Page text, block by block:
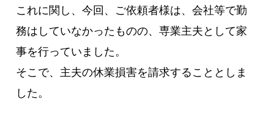
これに関し、今回、ご依頼者様は、会社等で勤
務はしていなかったものの、専業主夫として家
事を行っていました。
そこで、主夫の休業損害を請求することとしま
した。